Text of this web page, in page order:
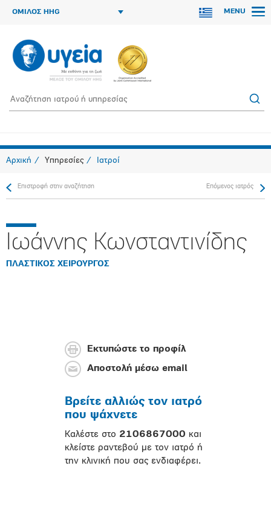
ΟΜΙΛΟΣ HHG MENU
Αρχική Υπηρεσίες Ιατροί
Επιστροφή στην αναζήτηση Επόμενος ιατρός
Ιωάννης Κωνσταντινίδης
ΠΛΑΣΤΙΚΟΣ ΧΕΙΡΟΥΡΓΟΣ
Εκτυπώστε το προφίλ
Αποστολή μέσω email
Βρείτε αλλιώς τον ιατρό
που ψάχνετε
Καλέστε στο 2106867000 και
κλείστε ραντεβού με τον ιατρό ή
την κλινική που σας ενδιαφέρει.